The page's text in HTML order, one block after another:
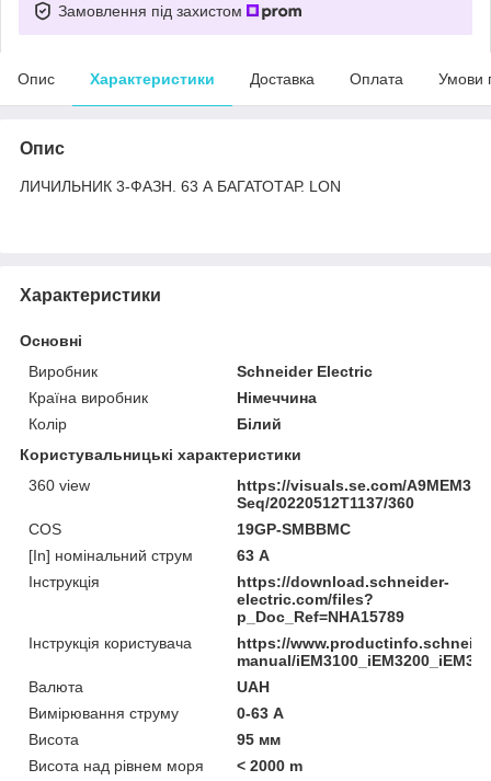
Замовлення під захистом
Опис Характеристики Доставка Оплата Умови
Опис
ЛИЧИЛЬНИК 3-ФАЗН. 63 А БАГАТОТАР. LON
Характеристики
Основні
Виробник
Schneider Electric
Країна виробник
Німеччина
Колір
Білий
Користувальницькі характеристики
360 view
https://visuals.se.com/
Seq/20220512T1137/360
COS
19GP-SMBBMC
[In] номінальний струм
63 А
Інструкція
https://download.schneider-
electric.com/files?
p_Doc_Ref=NHA15789
Інструкція користувача
https://
manual/
Валюта
UAH
Вимірювання струму
0-63 А
Висота
95 мм
Висота над рівнем моря
< 2000 m